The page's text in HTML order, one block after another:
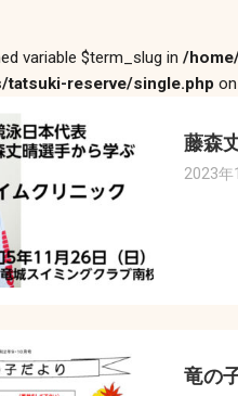
variable $term_slug in /
tatsuki-reserve/single.php
藤森
2023年
竜の